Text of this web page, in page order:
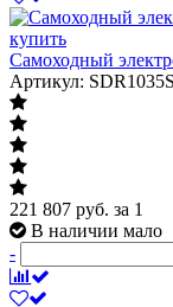
Самоходный
Артикул:
221 807 руб. за 1
В наличии мало
-